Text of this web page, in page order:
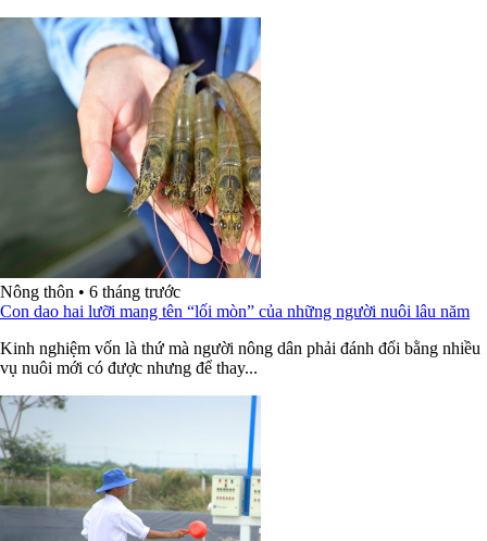
Nông thôn • 6 tháng trước
Con dao hai lưỡi mang tên “lối mòn” của những người nuôi lâu năm
Kinh nghiệm vốn là thứ mà người nông dân phải đánh đổi bằng nhiều
vụ nuôi mới có được nhưng để thay...